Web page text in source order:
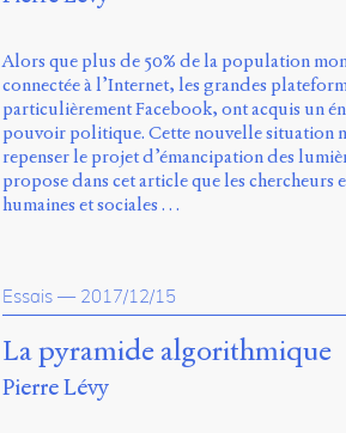
Alors que plus de 50% de la population
connectée à l’Internet, les grandes
particulièrement Facebook, ont acquis un
pouvoir politique. Cette nouvelle situation
repenser le projet d’émancipation des
propose dans cet article que les chercheurs
humaines et sociales …
Essais — 2017/12/15
La pyramide algorithmique
Pierre Lévy